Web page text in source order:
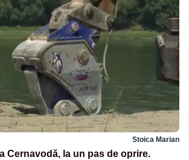
Stoica Marian
Cernavodă, la un pas de oprire.